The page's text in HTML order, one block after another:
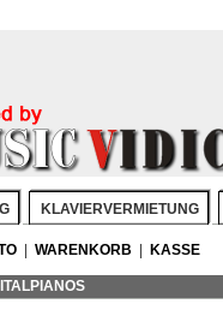
KLAVIERVERMIETUNG
WARENKORB KASSE